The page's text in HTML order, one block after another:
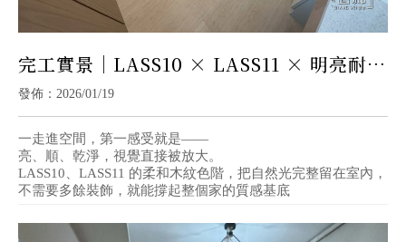
完工實景｜LASS10 × LASS11 × 明亮耐住
系現代宅｜耐磨地板
發佈：2026/01/19
一走進空間，第一感受就是——
亮、順、乾淨，視覺直接被放大。
LASS10、LASS11 的柔和木紋色階，把自然光完整留在室內，
不需要多餘裝飾，就能撐起整個家的質感基底